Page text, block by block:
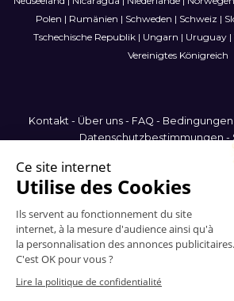
Polen | Rumänien | Schweden | Schweiz |
Tschechische Republik | Ungarn | Uruguay |
Vereinigtes Königreich
Kontakt- Über uns- FAQ -
Datenschutzbestimmungen-
Luxembourg
© 2006-2026 Vitrinemedia -